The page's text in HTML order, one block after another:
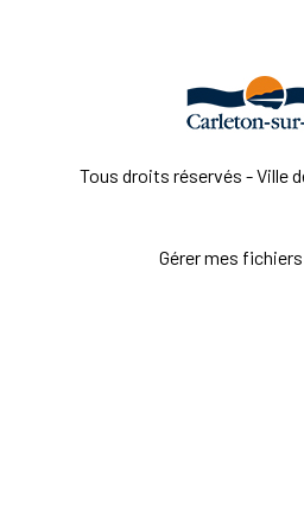
Tous droits réservés - Ville
Gérer mes